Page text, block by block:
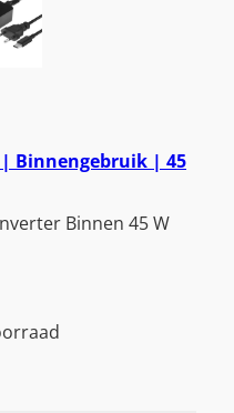
| Binnengebruik | 45
Binnen 45 W